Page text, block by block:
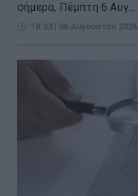
σήμερα, Πέμπτη 6 Αυγ...
18:33 | 06 Αυγούστου 2026